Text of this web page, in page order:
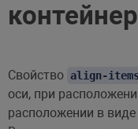
Свойство align-
оси, при
расположении в